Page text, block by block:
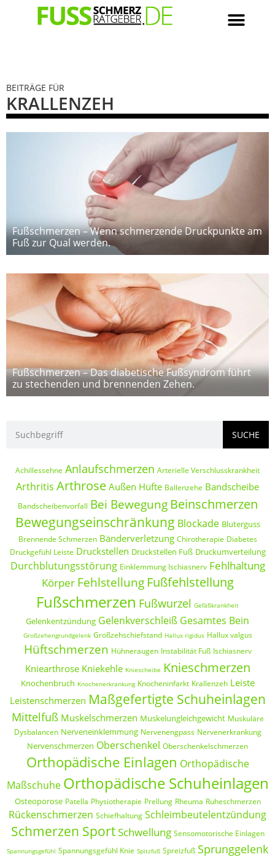
BEITRÄGE FÜR
KRALLENZEH
Fußschmerzen – Wenn schmerzende Druckpunkte am
Fuß zur Qual werden.
Fußschmerzen – Das diabetische Fußsyndrom führt
zu stechenden und brennenden Zehen.
SUCHE
Achillessehne Anlaufschmerzen Arterielle Verschlusskrankheit
Arthritis Arthrose Außen Hüfte Ballenzehe Bandscheibe
Bandscheibenvorfall Bei Bewegung Beinschmerzen
Bewegungseinschränkung Blockade Bluterguss
Brennende Schmerzen Bänderverletzung Chirotherapie Diabetes
Druckgefühl Leiste Druckstellen Druckstellen Fuß Druckumverteilung
Durchblutungsstörung Einklemmung Ischiasnerv Fehlhaltung
Körper Fehlstellung Fußfehlstellung
Fußschmerzen Fußwurzel Gefäßkrankheit
Gelenkentzündung Gelenkverschleiß Gesamtes Bein
Großzehengrundgelenk Großzehschiefstand Hallux rigidus Hallux valgus
Hüftschmerzen Hühneraugen Instabilität Fuß Ischiasnerv
Kniearthrose Kniekehle Kniescheibe Knieschmerzen
Knochenbruch Knochenerkrankung Knocheninfarkt Krallenzeh Leiste
Leistenschmerzen Maßgefertigte Schuheinlagen
Mittelfuß Muskelschmerzen Muskelungleichgewicht Muskuläre
Dysbalancen Nerveneinklemmung Nervenengpass Nervenerkrankung
Nervenschmerzen Oberschenkel Oberschenkelschmerzen
Orthopädische Einlagen Orthopädische
Maßschuhe Orthopädische Schuheinlagen
Osteoporose Patella Physiotherapie Prellung Rheuma Ruheschmerzen
Rückenschmerzen Schiefhaltung Schleimbeutelentzündung
Schmerzen SportSchwellung Sensomotorische Einlagen
Spannungsgefühl Spannungsgefühl Knie Spitzfuß Spreizfuß Sprunggelenk